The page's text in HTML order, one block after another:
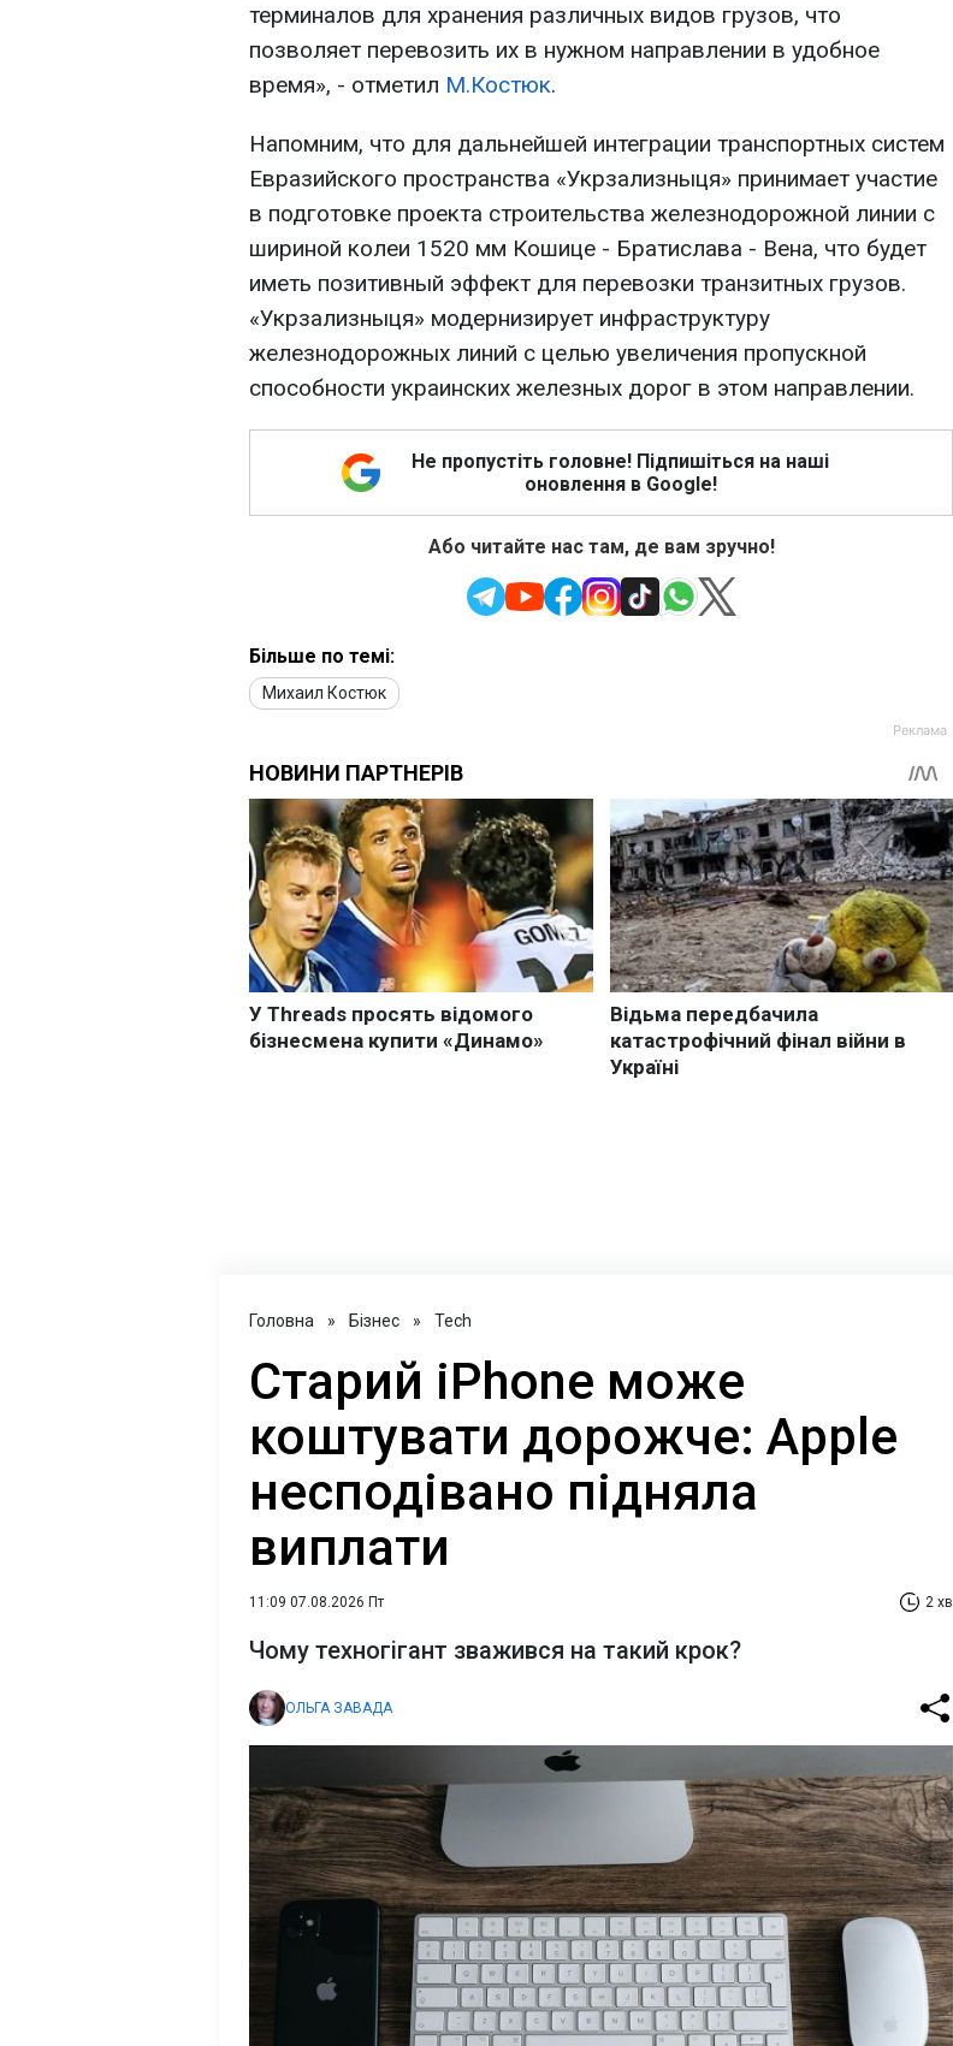
терминалов для хранения различных видов грузов, что
позволяет перевозить их в нужном направлении в удобное
время», - отметил М.Костюк.
Напомним, что для дальнейшей интеграции транспортных систем
Евразийского пространства «Укрзализныця» принимает участие
в подготовке проекта строительства железнодорожной линии с
шириной колеи 1520 мм Кошице - Братислава - Вена, что будет
иметь позитивный эффект для перевозки транзитных грузов.
«Укрзализныця» модернизирует инфраструктуру
железнодорожных линий с целью увеличения пропускной
способности украинских железных дорог в этом направлении.
Не пропустіть головне! Підпишіться на наші
оновлення в Google!
Або читайте нас там, де вам зручно!
Більше по темі:
Михаил Костюк
Головна » Бізнес » Tech
Старий iPhone може
коштувати дорожче: Apple
несподівано підняла
виплати
11:09 07.08.2026 Пт 2 хв
Чому техногігант зважився на такий крок?
ОЛЬГА ЗАВАДА